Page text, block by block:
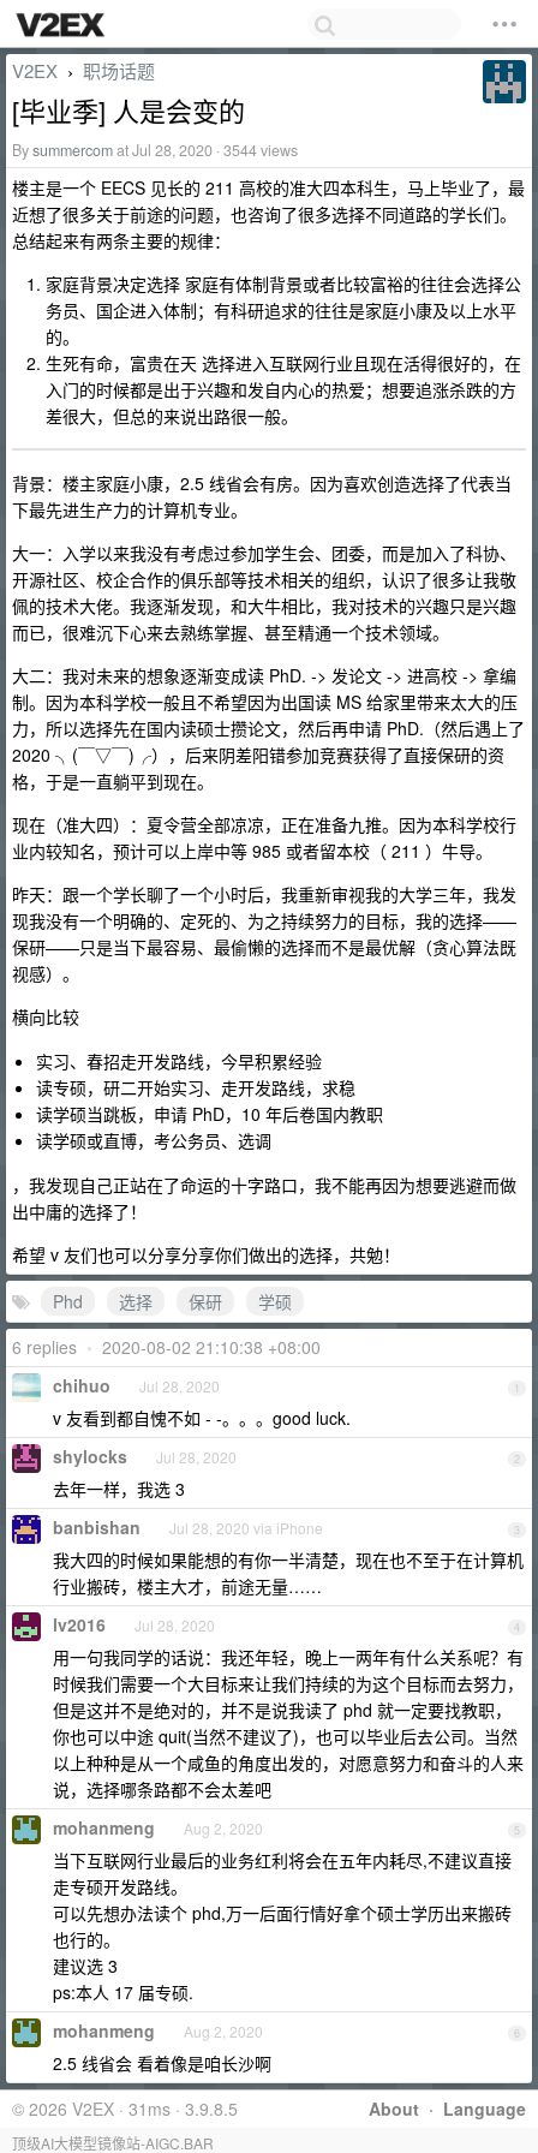
V2EX › 职场话题
[毕业季] 人是会变的
Bysummercomat Jul 28, 2020 · 3544 views
楼主是一个 EECS 见长的 211 高校的准大四本科生，马上毕业了，最
近想了很多关于前途的问题，也咨询了很多选择不同道路的学长们。
总结起来有两条主要的规律：
家庭背景决定选择 家庭有体制背景或者比较富裕的往往会选择公
务员、国企进入体制；有科研追求的往往是家庭小康及以上水平
的。
生死有命，富贵在天 选择进入互联网行业且现在活得很好的，在
入门的时候都是出于兴趣和发自内心的热爱；想要追涨杀跌的方
差很大，但总的来说出路很一般。
背景：楼主家庭小康，2.5 线省会有房。因为喜欢创造选择了代表当
下最先进生产力的计算机专业。
大一：入学以来我没有考虑过参加学生会、团委，而是加入了科协、
开源社区、校企合作的俱乐部等技术相关的组织，认识了很多让我敬
佩的技术大佬。我逐渐发现，和大牛相比，我对技术的兴趣只是兴趣
而已，很难沉下心来去熟练掌握、甚至精通一个技术领域。
大二：我对未来的想象逐渐变成读 PhD. -> 发论文 -> 进高校 -> 拿编
制。因为本科学校一般且不希望因为出国读 MS 给家里带来太大的压
力，所以选择先在国内读硕士攒论文，然后再申请 PhD.（然后遇上了
2020 ╮(￣▽￣)╭），后来阴差阳错参加竞赛获得了直接保研的资
格，于是一直躺平到现在。
现在（准大四）：夏令营全部凉凉，正在准备九推。因为本科学校行
业内较知名，预计可以上岸中等 985 或者留本校（ 211 ）牛导。
昨天：跟一个学长聊了一个小时后，我重新审视我的大学三年，我发
现我没有一个明确的、定死的、为之持续努力的目标，我的选择——
保研——只是当下最容易、最偷懒的选择而不是最优解（贪心算法既
视感）。
横向比较
实习、春招走开发路线，今早积累经验
读专硕，研二开始实习、走开发路线，求稳
读学硕当跳板，申请 PhD，10 年后卷国内教职
读学硕或直博，考公务员、选调
，我发现自己正站在了命运的十字路口，我不能再因为想要逃避而做
出中庸的选择了！
希望 v 友们也可以分享分享你们做出的选择，共勉！
Phd
选择 保研
学硕
6 replies • 2020-08-02 21:10:38 +08:00
1
chihuo Jul 28, 2020
v 友看到都自愧不如 - -。。。good luck.
2
shylocks Jul 28, 2020
去年一样，我选 3
3
banbishan Jul 28, 2020 via iPhone
我大四的时候如果能想的有你一半清楚，现在也不至于在计算机
行业搬砖，楼主大才，前途无量……
4
lv2016 Jul 28, 2020
用一句我同学的话说：我还年轻，晚上一两年有什么关系呢？有
时候我们需要一个大目标来让我们持续的为这个目标而去努力，
但是这并不是绝对的，并不是说我读了 phd 就一定要找教职，
你也可以中途 quit(当然不建议了)，也可以毕业后去公司。当然
以上种种是从一个咸鱼的角度出发的，对愿意努力和奋斗的人来
说，选择哪条路都不会太差吧
5
mohanmeng Aug 2, 2020
当下互联网行业最后的业务红利将会在五年内耗尽,不建议直接
走专硕开发路线。
可以先想办法读个 phd,万一后面行情好拿个硕士学历出来搬砖
也行的。
建议选 3
ps:本人 17 届专硕.
6
mohanmeng Aug 2, 2020
2.5 线省会 看着像是咱长沙啊
About · Language
© 2026 V2EX · 31ms · 3.9.8.5
顶级AI大模型镜像站-AIGC.BAR